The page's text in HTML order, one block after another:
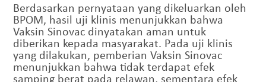
Berdasarkan pernyataan yang dikeluarkan oleh
BPOM, hasil uji klinis menunjukkan bahwa
Vaksin Sinovac dinyatakan aman untuk
diberikan kepada masyarakat. Pada uji klinis
yang dilakukan, pemberian Vaksin Sinovac
menunjukkan bahwa tidak terdapat efek
samping berat pada relawan, sementara efek